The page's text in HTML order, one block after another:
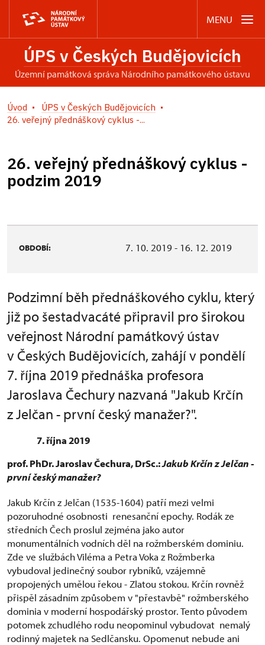
MENU
ÚPS v Českých Budějovicích
územní památková správa Národního památkového ústavu
Úvod
ÚPS v Českých Budějovicích
26. veřejný přednáškový cyklus -...
26. veřejný přednáškový cyklus -
podzim 2019
OBDOBÍ: 7. 10. 2019 - 16. 12. 2019
Podzimní běh přednáškového cyklu, který
již po šestadvacáté připravil pro širokou
veřejnost Národní památkový ústav
v Českých Budějovicích, zahájí v pondělí
7. října 2019 přednáška profesora
Jaroslava Čechury nazvaná "Jakub Krčín
z Jelčan - první český manažer?".
7. října 2019
prof. PhDr. Jaroslav Čechura, DrSc.:Jakub Krčín z Jelčan -
první český manažer?
Jakub Krčín z Jelčan (1535-1604) patří mezi velmi
pozoruhodné osobnosti renesanční epochy. Rodák ze
středních Čech proslul zejména jako autor
monumentálních vodních děl na rožmberském dominiu.
Zde ve službách Viléma a Petra Voka z Rožmberka
vybudoval jedinečný soubor rybníků, vzájemně
propojených umělou řekou - Zlatou stokou. Krčín rovněž
přispěl zásadním způsobem v "přestavbě" rožmberského
dominia v moderní hospodářský prostor. Tento původem
potomek zchudlého rodu neopominul vybudovat nemalý
rodinný majetek na Sedlčansku. Opomenut nebude ani